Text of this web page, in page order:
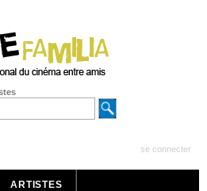
se connecter
ARTISTES